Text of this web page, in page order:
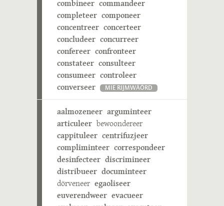
combineer commandeer
completeer componeer
concentreer concerteer
concludeer concurreer
confereer confronteer
constateer consulteer
consumeer controleer
converseer
MIE RIJMWÄÖRD
aalmozeneer arguminteer
articuleer bewoondereer
cappituleer centrifuzjeer
compliminteer correspondeer
desinfecteer discrimineer
distribueer documinteer
dörveneer egaoliseer
euverendweer evacueer